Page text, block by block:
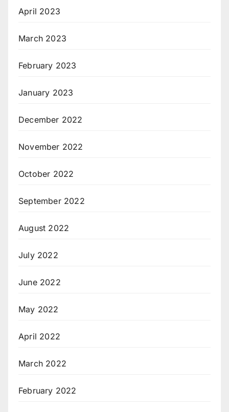
April 2023
March 2023
February 2023
January 2023
December 2022
November 2022
October 2022
September 2022
August 2022
July 2022
June 2022
May 2022
April 2022
March 2022
February 2022